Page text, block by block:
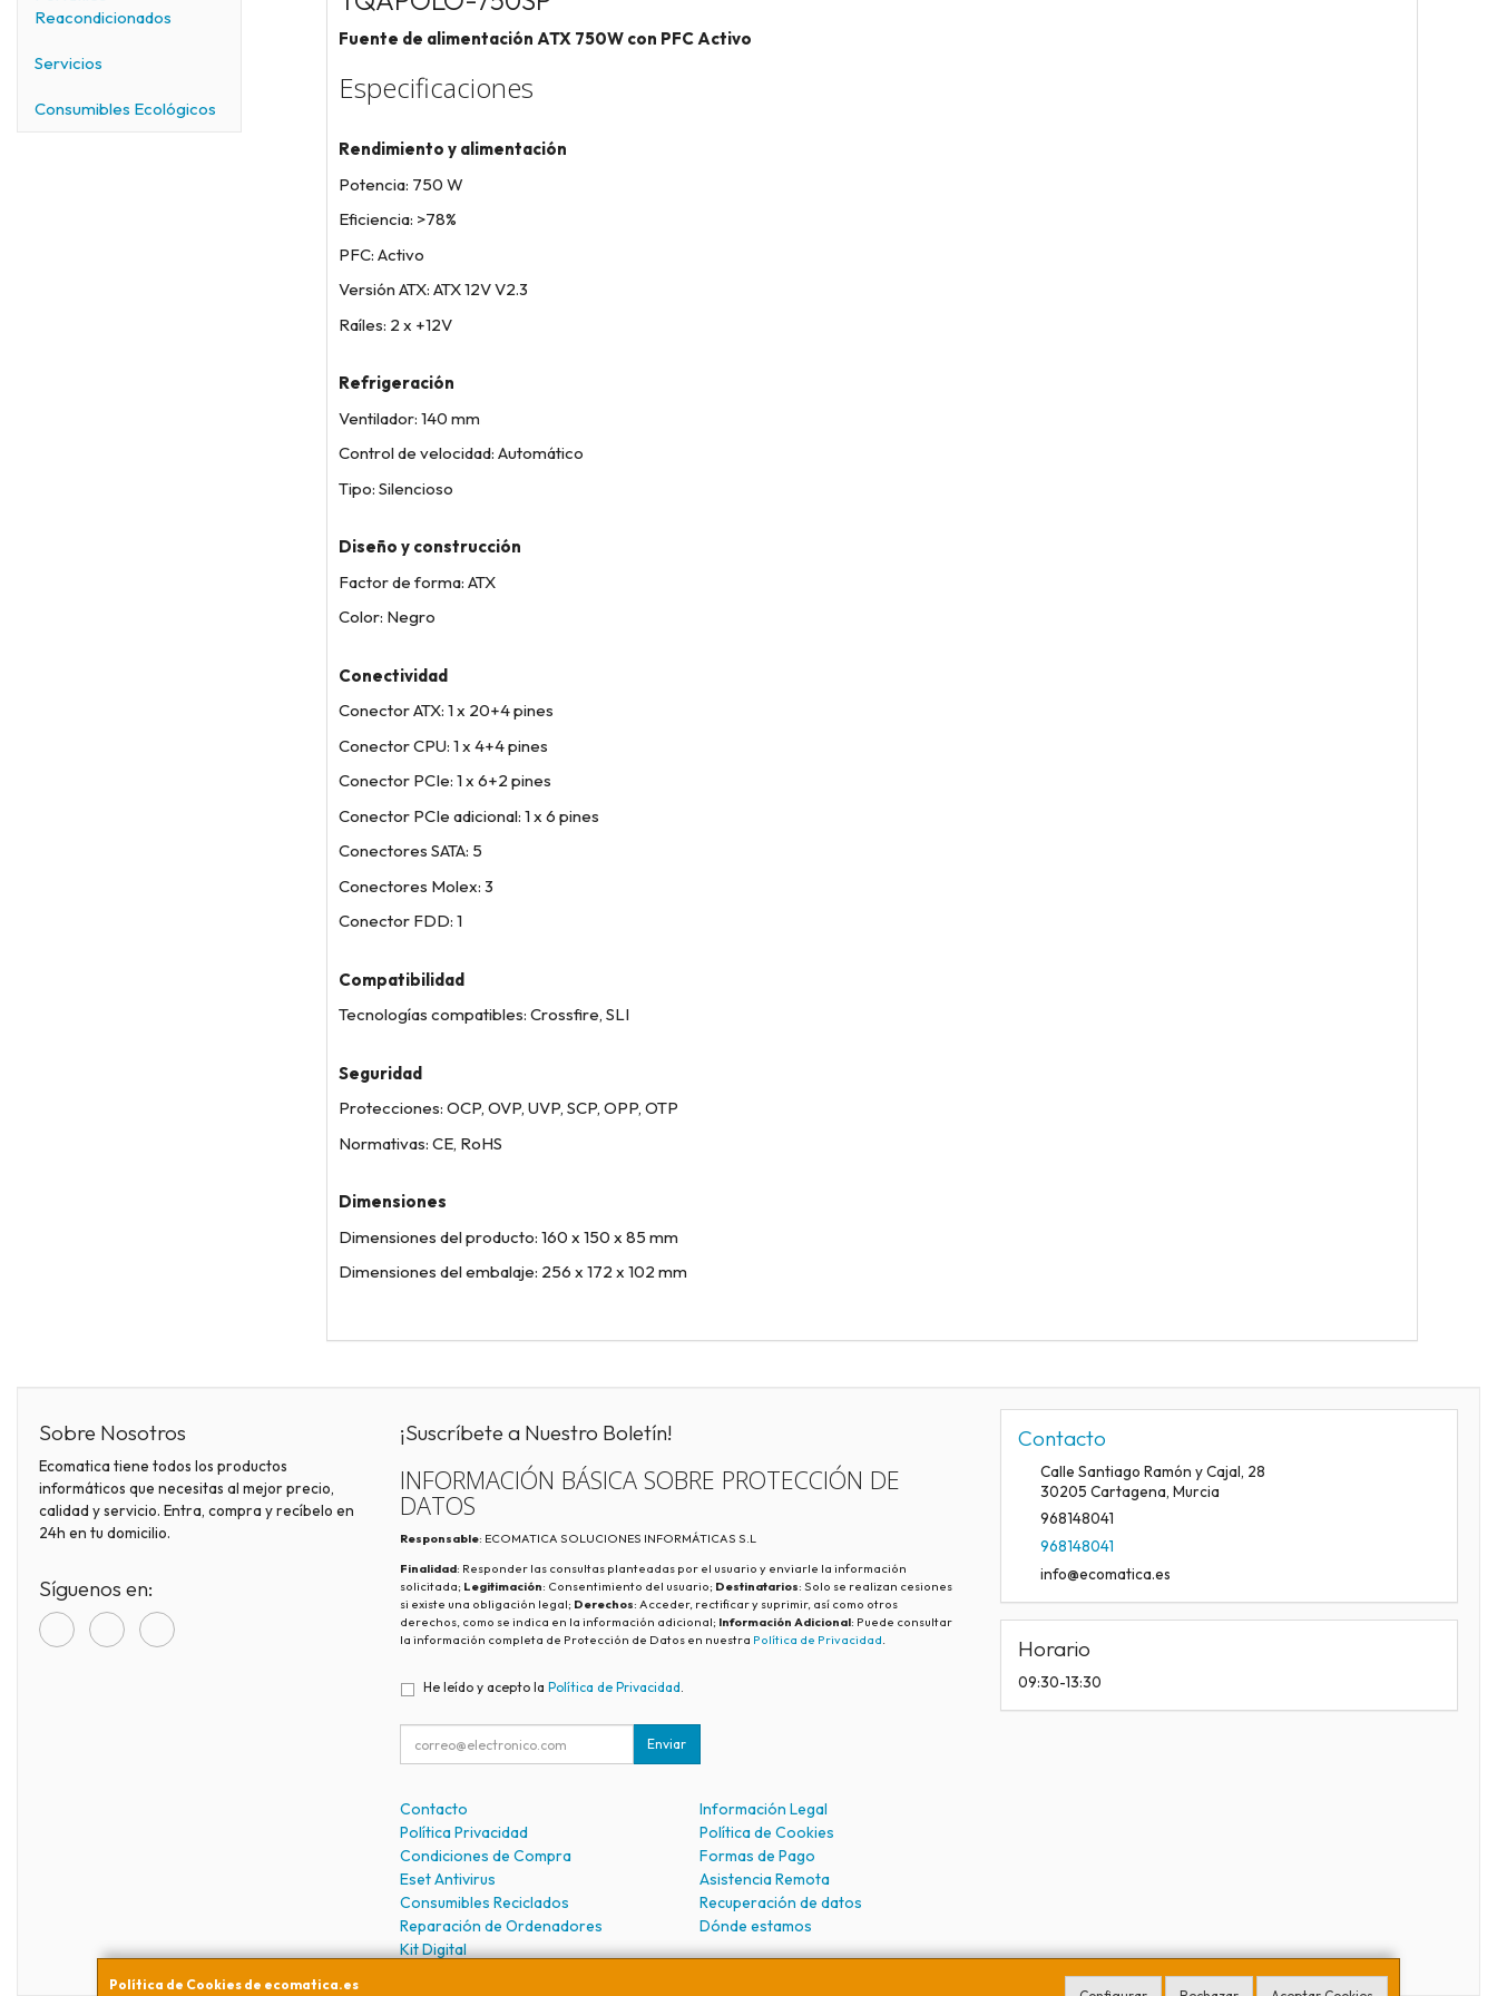
Reacondicionados
Servicios
Consumibles Ecológicos
Fuente de alimentación ATX 750W con PFC Activo
Especificaciones
Rendimiento y alimentación
Potencia: 750 W
Eficiencia: >78%
PFC: Activo
Versión ATX: ATX 12V V2.3
Raíles: 2 x +12V
Refrigeración
Ventilador: 140 mm
Control de velocidad: Automático
Tipo: Silencioso
Diseño y construcción
Factor de forma: ATX
Color: Negro
Conectividad
Conector ATX: 1 x 20+4 pines
Conector CPU: 1 x 4+4 pines
Conector PCIe: 1 x 6+2 pines
Conector PCIe adicional: 1 x 6 pines
Conectores SATA: 5
Conectores Molex: 3
Conector FDD: 1
Compatibilidad
Tecnologías compatibles: Crossfire, SLI
Seguridad
Protecciones: OCP, OVP, UVP, SCP, OPP, OTP
Normativas: CE, RoHS
Dimensiones
Dimensiones del producto: 160 x 150 x 85 mm
Dimensiones del embalaje: 256 x 172 x 102 mm
Política de Cookies de ecomatica.es
Sobre Nosotros
Ecomatica tiene todos los productos
informáticos que necesitas al mejor precio,
calidad y servicio. Entra, compra y recíbelo en
24h en tu domicilio.
Síguenos en:
¡Suscríbete a Nuestro Boletín!
INFORMACIÓN BÁSICA SOBRE PROTECCIÓN DE
DATOS
Responsable: ECOMATICA SOLUCIONES INFORMÁTICAS S.L
Finalidad: Responder las consultas planteadas por el usuario y enviarle la información
solicitada; Legitimación: Consentimiento del usuario; Destinatarios: Solo se realizan cesiones
si existe una obligación legal; Derechos: Acceder, rectificar y suprimir, así como otros
derechos, como se indica en la información adicional; Información Adicional: Puede consultar
la información completa de Protección de Datos en nuestra Política de Privacidad.
He leído y acepto la Política de Privacidad.
Enviar
Contacto
Información Legal
Política Privacidad
Política de Cookies
Condiciones de Compra
Formas de Pago
Eset Antivirus
Asistencia Remota
Consumibles Reciclados
Recuperación de datos
Reparación de Ordenadores
Dónde estamos
Kit Digital
Contacto
Calle Santiago Ramón y Cajal, 28
30205 Cartagena, Murcia
968148041
968148041
info@ecomatica.es
Horario
09:30-13:30